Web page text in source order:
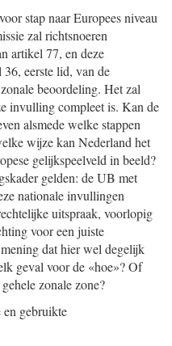
stap naar Europees niveau
zal richtsnoeren
artikel 77, en deze
eerste lid, van de
beoordeling. Het zal
invulling compleet is. Kan de
alsmede welke stappen
wijze kan Nederland het
gelijkspeelveld in beeld?
gelden: de UB met
nationale invullingen
uitspraak, voorlopig
voor een juiste
dat hier wel degelijk
geval voor de «hoe»? Of
zonale zone?
gebruikte